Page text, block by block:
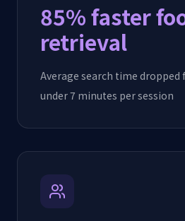
85% faster
retrieval
Average search time
under 7 minutes per session